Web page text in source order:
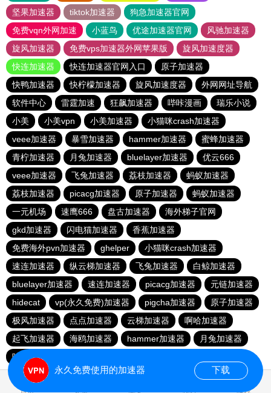
坚果加速器
tiktok加速器
狗急加速器官网
免费vqn外网加速
小蓝鸟 优途加速器官网
风驰加速器
旋风加速器
免费vps加速器外网苹果版
旋风加速度器
快连加速器
快连加速器官网入口
原子加速器
快鸭加速器
快柠檬加速器 旋风加速度器
外网网址导航
软件中心
雷霆加速 狂飙加速器 哔咔漫画
瑞乐小说
小美
小美vpn 小美加速器
小猫咪crash加速器
veee加速器
暴雪加速器 hammer加速器
蜜蜂加速器
青柠加速器
月兔加速器 bluelayer加速器
优云666
veee加速器
飞兔加速器 荔枝加速器
蚂蚁加速器
荔枝加速器
picacg加速器 原子加速器
蚂蚁加速器
一元机场
速鹰666 盘古加速器
海外梯子官网
gkd加速器
闪电猫加速器
香蕉加速器
免费海外pvn加速器
ghelper
小猫咪crash加速器
速连加速器
纵云梯加速器 飞兔加速器
白鲸加速器
bluelayer加速器
速连加速器 picacg加速器
元链加速器
hidecat
vp(永久免费)加速器 pigcha加速器
原子加速器
极风加速器
点点加速器 云梯加速器
啊哈加速器
起飞加速器
海鸥加速器 hammer加速器
月兔加速器
哇哇加速器
永久免费使用的加速器 下载